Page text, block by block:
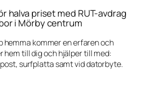
halva priset med RUT-avdrag
i Mörby centrum
hemma kommer en erfaren och
hem till dig och hjälper till med:
surfplatta samt vid datorbyte.